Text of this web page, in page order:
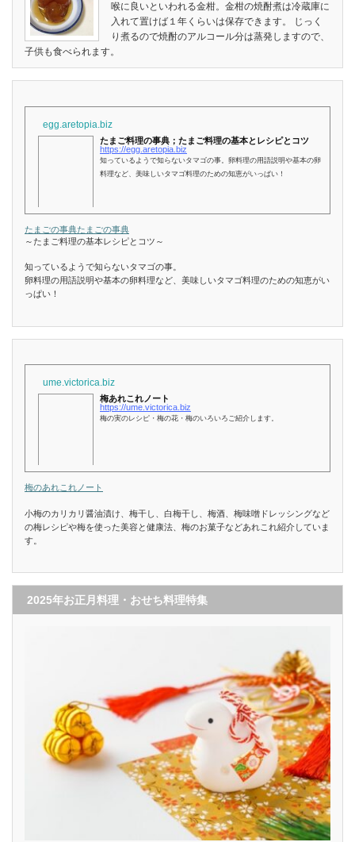
喉に良いといわれる金柑。金柑の焼酎煮は冷蔵庫に
入れて置けば１年くらいは保存できます。 じっく
り煮るので焼酎のアルコール分は蒸発しますので、
子供も食べられます。
egg.aretopia.biz
たまご料理の事典；たまご料理の基本とレシピとコツ
https://egg.aretopia.biz
知っているようで知らないタマゴの事。卵料理の用語説明や基本の卵
料理など、美味しいタマゴ料理のための知恵がいっぱい！
たまごの事典たまごの事典
～たまご料理の基本レシピとコツ～
知っているようで知らないタマゴの事。
卵料理の用語説明や基本の卵料理など、美味しいタマゴ料理のための知恵がい
っぱい！
ume.victorica.biz
梅あれこれノート
https://ume.victorica.biz
梅の実のレシピ・梅の花・梅のいろいろご紹介します。
梅のあれこれノート
小梅のカリカリ醤油漬け、梅干し、白梅干し、梅酒、梅味噌ドレッシングなど
の梅レシピや梅を使った美容と健康法、梅のお菓子などあれこれ紹介していま
す。
2025年お正月料理・おせち料理特集